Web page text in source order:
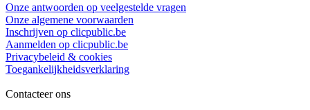
Onze antwoorden op veelgestelde vragen
Onze algemene voorwaarden
Inschrijven op clicpublic.be
Aanmelden op clicpublic.be
Privacybeleid & cookies
Toegankelijkheidsverklaring
Contacteer ons